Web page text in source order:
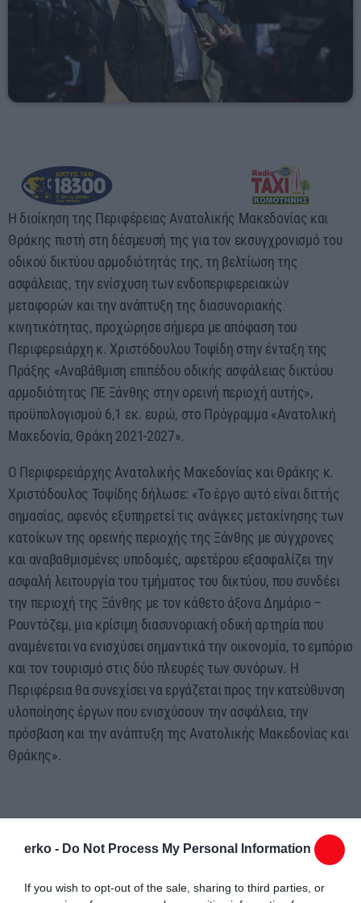
erko - Do Not Process My Personal Information
If you wish to opt-out of the sale, sharing to third parties, or
Η διοίκηση της Περιφέρειας Ανατολικής Μακεδονίας και
Θράκης πιστή στη δέσμευσή της για τον εκσυγχρονισμό του
οδικού δικτύου αρμοδιότητάς της, τη βελτίωση της
ασφάλειας, την ενίσχυση των ενδοπεριφερειακών
μεταφορών και την ανάπτυξη της διασυνοριακής
κινητικότητας, προχώρησε σήμερα με απόφαση του
Περιφερειάρχη κ. Χριστόδουλου Τοψίδη στην ένταξη της
Πράξης «Αναβάθμιση επιπέδου οδικής ασφάλειας δικτύου
αρμοδιότητας ΠΕ Ξάνθης στην ορεινή περιοχή αυτής»,
προϋπολογισμού 6,1 εκ. ευρώ, στο Πρόγραμμα «Ανατολική
Μακεδονία, Θράκη 2021-2027».
Ο Περιφερειάρχης Ανατολικής Μακεδονίας και Θράκης κ.
Χριστόδουλος Τοψίδης δήλωσε: «Το έργο αυτό είναι διττής
σημασίας, αφενός εξυπηρετεί τις ανάγκες μετακίνησης των
κατοίκων της ορεινής περιοχής της Ξάνθης με σύγχρονες
και αναβαθμισμένες υποδομές, αφετέρου εξασφαλίζει την
ασφαλή λειτουργία του τμήματος του δικτύου, που συνδέει
την περιοχή της Ξάνθης με τον κάθετο άξονα Δημάριο –
Ρουντόζεμ, μια κρίσιμη διασυνοριακή οδική αρτηρία που
αναμένεται να ενισχύσει σημαντικά την οικονομία, το εμπόριο
και τον τουρισμό στις δύο πλευρές των συνόρων. Η
Περιφέρεια θα συνεχίσει να εργάζεται προς την κατεύθυνση
υλοποίησης έργων που ενισχύσουν την ασφάλεια, την
πρόσβαση και την ανάπτυξη της Ανατολικής Μακεδονίας και
Θράκης».
Το έργο αφορά στην υλοποίηση επεμβάσεων αναβάθμισης
της ασφάλειας σε πέντε τμήματα της Ε.Ο.55 και ένα τμήμα